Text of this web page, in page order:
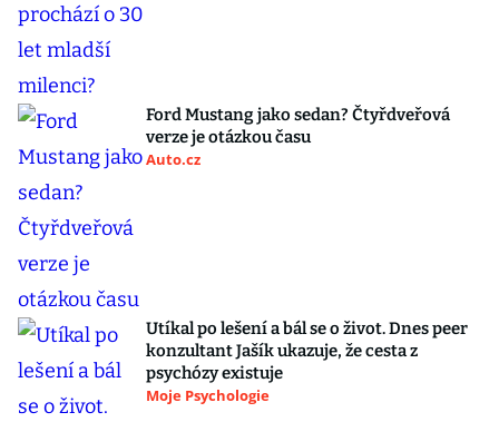
Ford Mustang jako sedan? Čtyřdveřová
verze je otázkou času
Auto.cz
Utíkal po lešení a bál se o život. Dnes peer
konzultant Jašík ukazuje, že cesta z
psychózy existuje
Moje Psychologie